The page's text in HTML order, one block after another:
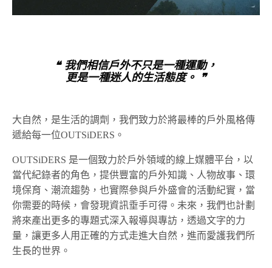
❝ 我們相信戶外不只是一種運動，
更是一種迷人的生活態度。 ❞
大自然，是生活的調劑，我們致力於將最棒的戶外風格傳
遞給每一位OUTSiDERS。
OUTSiDERS 是一個致力於戶外領域的線上媒體平台，以
當代紀錄者的角色，提供豐富的戶外知識、人物故事、環
境保育、潮流趨勢，也實際參與戶外盛會的活動紀實，當
你需要的時候，會發現資訊垂手可得。未來，我們也計劃
將來產出更多的專題式深入報導與專訪，透過文字的力
量，讓更多人用正確的方式走進大自然，進而愛護我們所
生長的世界。